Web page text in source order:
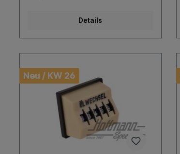
Details
Neu / KW 26